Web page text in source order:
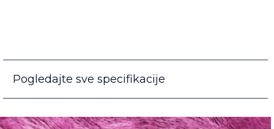
Pogledajte sve specifikacije